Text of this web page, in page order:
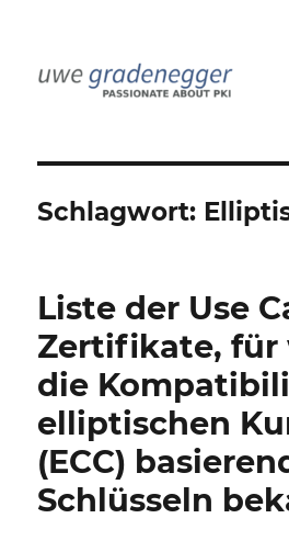
Schlagwort:
Liste der Use
Zertifikate, für
die
elliptischen
(ECC)
Schlüsseln